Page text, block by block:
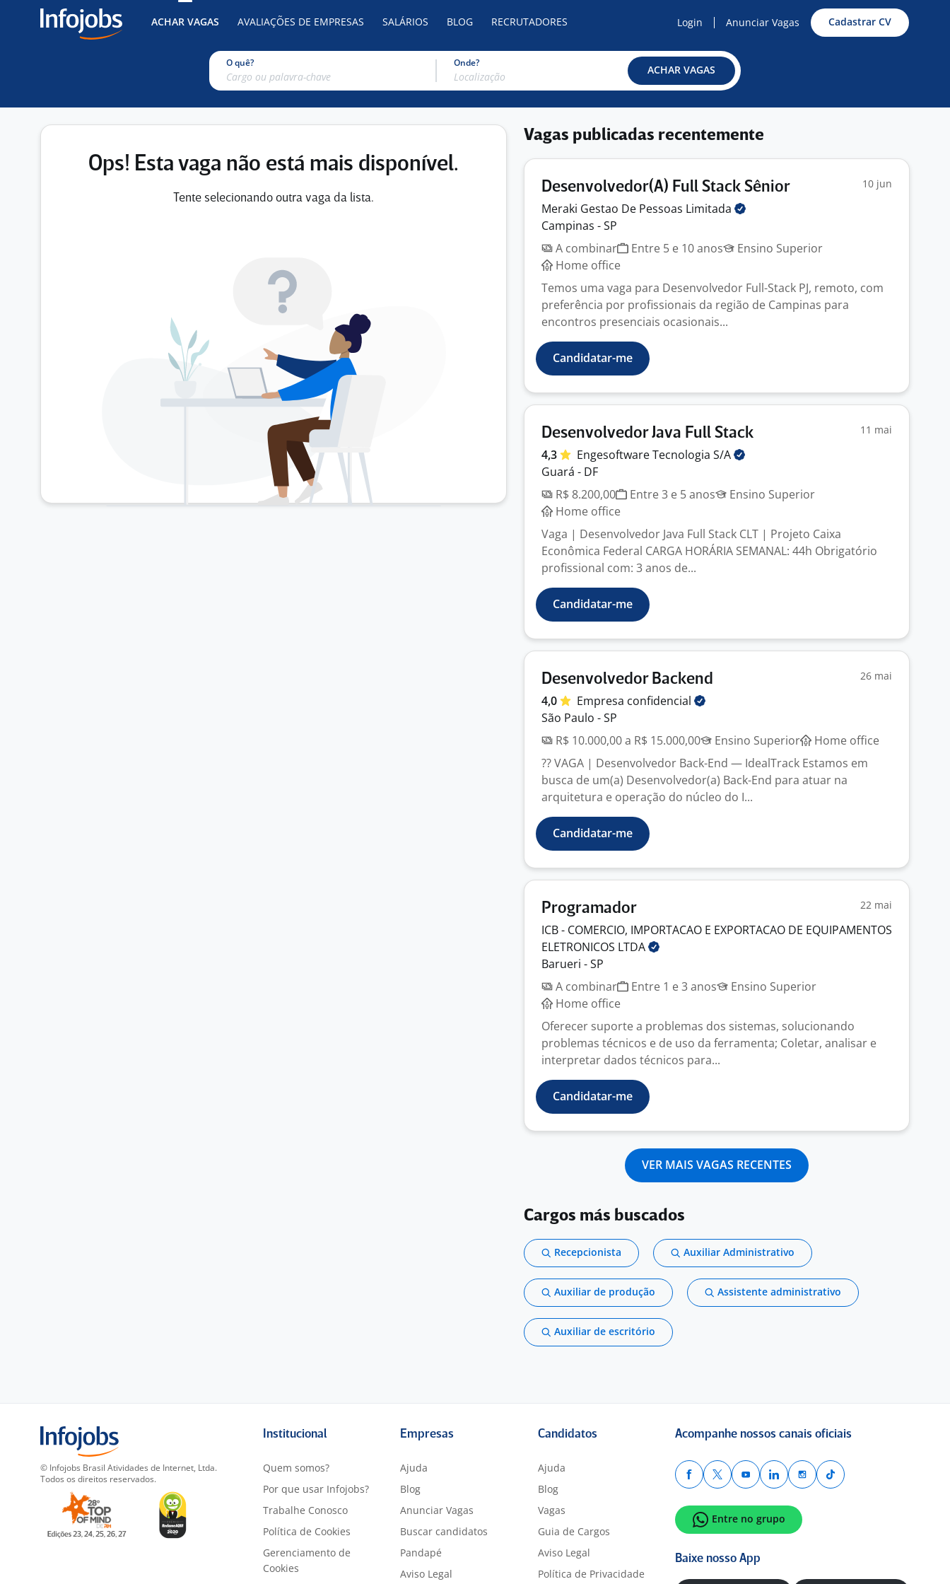
ACHAR VAGAS AVALIAÇÕES DE EMPRESAS SALÁRIOS BLOG RECRUTADORES Login Anunciar Vagas Cadastrar CV
O quê? Onde?
ACHAR VAGAS
Ops! Esta vaga não está mais disponível.
Tente selecionando outra vaga da lista.
Vagas publicadas recentemente
Desenvolvedor(A) Full Stack Sênior 10 jun
Meraki Gestao De Pessoas Limitada
Campinas - SP
A combinar
Entre 5 e 10 anos
Ensino Superior
Home office
Temos uma vaga para Desenvolvedor Full-Stack PJ, remoto, com
preferência por profissionais da região de Campinas para
encontros presenciais ocasionais...
Candidatar-me
Desenvolvedor Java Full Stack 11 mai
4,3 Engesoftware Tecnologia S/A
Guará - DF
R$ 8.200,00
Entre 3 e 5 anos
Ensino Superior
Home office
Vaga | Desenvolvedor Java Full Stack CLT | Projeto Caixa
Econômica Federal CARGA HORÁRIA SEMANAL: 44h Obrigatório
profissional com: 3 anos de...
Candidatar-me
Desenvolvedor Backend 26 mai
4,0 Empresa confidencial
São Paulo - SP
R$ 10.000,00 a R$ 15.000,00
Ensino Superior
Home office
?? VAGA | Desenvolvedor Back-End — IdealTrack Estamos em
busca de um(a) Desenvolvedor(a) Back-End para atuar na
arquitetura e operação do núcleo do I...
Candidatar-me
Programador 22 mai
ICB - COMERCIO, IMPORTACAO E EXPORTACAO DE EQUIPAMENTOS
ELETRONICOS LTDA
Barueri - SP
A combinar
Entre 1 e 3 anos
Ensino Superior
Home office
Oferecer suporte a problemas dos sistemas, solucionando
problemas técnicos e de uso da ferramenta; Coletar, analisar e
interpretar dados técnicos para...
Candidatar-me
VER MAIS VAGAS RECENTES
Cargos más buscados
Recepcionista Auxiliar Administrativo
Auxiliar de produção Assistente administrativo
Auxiliar de escritório
© Infojobs Brasil Atividades de Internet, Ltda.
Todos os direitos reservados.
Institucional
Quem somos?
Por que usar Infojobs?
Trabalhe Conosco
Política de Cookies
Gerenciamento de
Cookies
Empresas
Ajuda
Blog
Anunciar Vagas
Buscar candidatos
Pandapé
Aviso Legal
Candidatos
Ajuda
Blog
Vagas
Guia de Cargos
Aviso Legal
Política de Privacidade
Acompanhe nossos canais oficiais
Entre no grupo
Baixe nosso App